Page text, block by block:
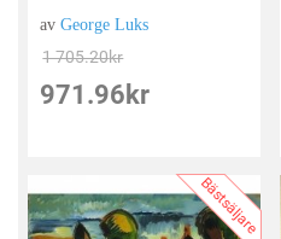
avGeorge Luks
1 705.20kr
971.96 kr
Bästsäljare